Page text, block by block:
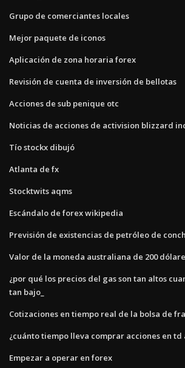
Grupo de comerciantes locales
Mejor paquete de iconos
Aplicación de zona horaria forex
Revisión de cuenta de inversión de bellotas
Acciones de sub penique otc
Noticias de acciones de activision blizzard
Tío stockx dibujó
Atlanta de fx
Stocktwits aqms
Escándalo de forex wikipedia
Previsión de existencias de petróleo de
Valor de la moneda australiana de 200
¿por qué los precios del gas son tan altos
tan bajo_
Cotizaciones en tiempo real de la bolsa de
¿cuánto tiempo lleva comprar acciones en td
Empezar a operar en forex